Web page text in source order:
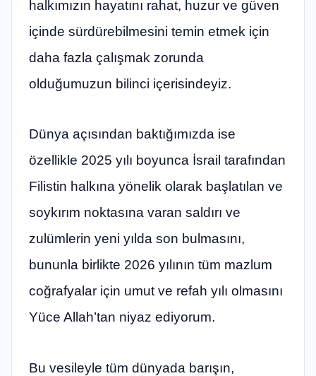
halkımızın hayatını rahat, huzur ve güven
içinde sürdürebilmesini temin etmek için
daha fazla çalışmak zorunda
olduğumuzun bilinci içerisindeyiz.
Dünya açısından baktığımızda ise
özellikle 2025 yılı boyunca İsrail tarafından
Filistin halkına yönelik olarak başlatılan ve
soykırım noktasına varan saldırı ve
zulümlerin yeni yılda son bulmasını,
bununla birlikte 2026 yılının tüm mazlum
coğrafyalar için umut ve refah yılı olmasını
Yüce Allah’tan niyaz ediyorum.
Bu vesileyle tüm dünyada barışın,